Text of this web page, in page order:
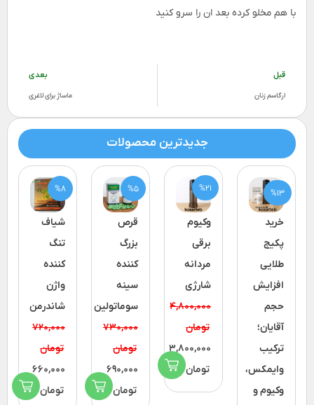
جدیدترین محصولات
%13
خرید
پکیج
طلایی
افزایش
حجم
آقایان؛
ترکیب
وایمکس،
وکیوم و
%21
وکیوم
برقی
مردانه
شارژی
4,800,000
تومان
3,800,000
تومان
%5
قرص
بزرگ
کننده
سینه
سوماتولین
730,000
تومان
690,000
تومان
%8
شیاف
تنگ
کننده
واژن
شاندرمن
720,000
تومان
660,000
تومان
با هم مخلو کرده بعد ان را سرو کنید
قبل
ارگاسم زنان
بعدی
ماساژ برای لاغری